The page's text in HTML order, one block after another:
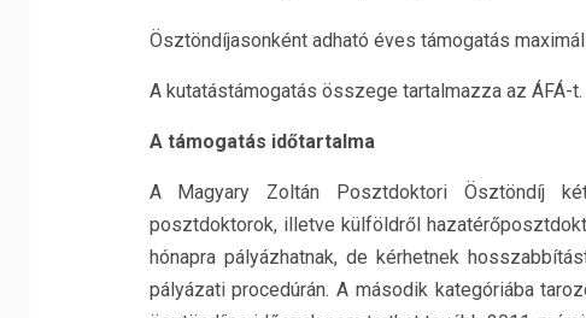
Ösztöndíjasonként adható éves támogatás
A kutatástámogatás összege tartalmazza az ÁFÁ-t.
A támogatás időtartalma
A Magyary Zoltán Posztdoktori Ösztöndíj
posztdoktorok, illetve külföldről
hónapra pályázhatnak, de kérhetnek
pályázati procedúrán. A második kategóriába